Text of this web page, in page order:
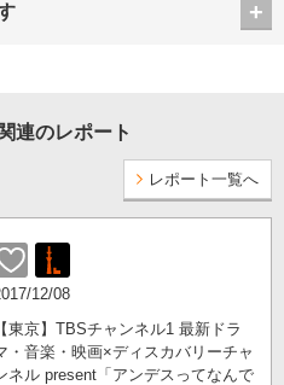
連のレポート
レポート一覧へ
12/08
【東京】TBSチャンネル1 最新ドラ
・音楽・映画×ディスカバリーチャ
ネル present「アンデスってなんで